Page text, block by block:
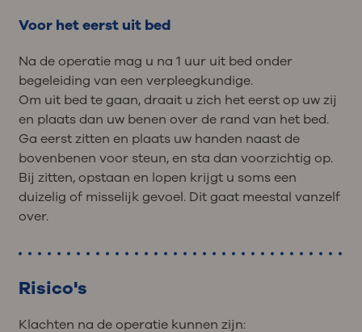
Voor het eerst uit bed
Na de operatie mag u na 1 uur uit bed onder
begeleiding van een verpleegkundige.
Om uit bed te gaan, draait u zich het eerst op uw zij
en plaats dan uw benen over de rand van het bed.
Ga eerst zitten en plaats uw handen naast de
bovenbenen voor steun, en sta dan voorzichtig op.
Bij zitten, opstaan en lopen krijgt u soms een
duizelig of misselijk gevoel. Dit gaat meestal vanzelf
over.
Risico's
Klachten na de operatie kunnen zijn: